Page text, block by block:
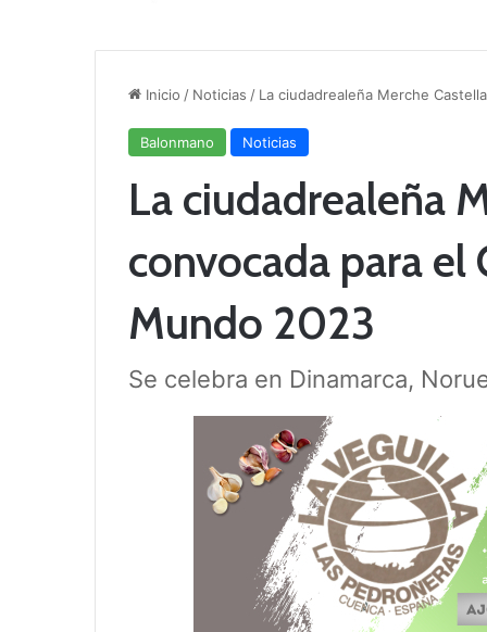
Inicio / Noticias / La ciudadrealeña Merche
Balonmano Noticias
La ciudadrealeña
convocada para
Mundo 2023
Se celebra en Dinamarca,